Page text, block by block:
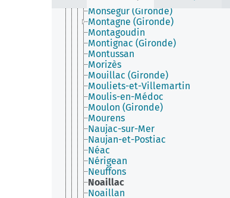
Monségur (Gironde)
Montagne (Gironde)
Montagoudin
Montignac (Gironde)
Montussan
Morizès
Mouillac (Gironde)
Mouliets-et-Villemartin
Moulis-en-Médoc
Moulon (Gironde)
Mourens
Naujac-sur-Mer
Naujan-et-Postiac
Néac
Nérigean
Neuffons
Noaillac
Noaillan